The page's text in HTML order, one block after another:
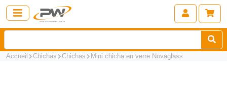
Accueil Chichas Chichas Mini chicha en verre Novaglass